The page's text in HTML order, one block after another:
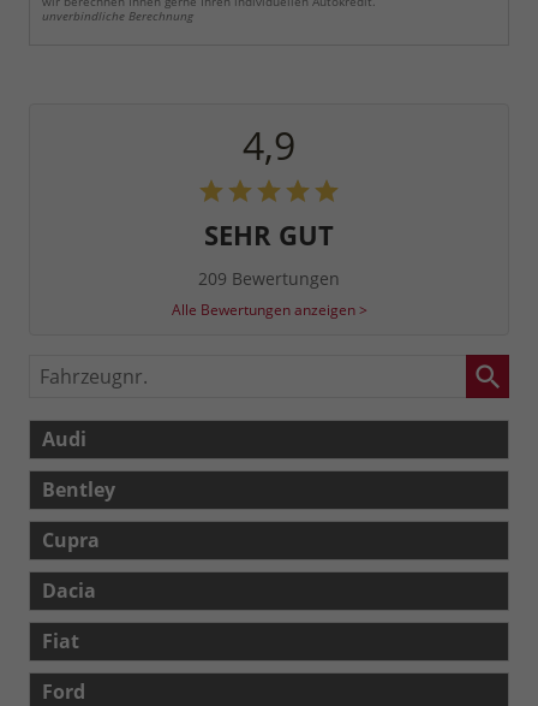
unverbindliche Berechnung
4,9
SEHR GUT
209 Bewertungen
Alle Bewertungen anzeigen >
Fahrzeugnr.
Audi
Bentley
Cupra
Dacia
Fiat
Ford